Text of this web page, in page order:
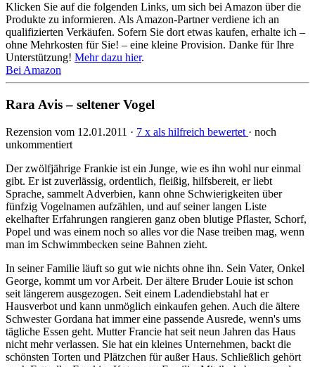
Klicken Sie auf die folgenden Links, um sich bei Amazon über die
Produkte zu informieren. Als Amazon-Partner verdiene ich an
qualifizierten Verkäufen. Sofern Sie dort etwas kaufen, erhalte ich –
ohne Mehrkosten für Sie! – eine kleine Provision. Danke für Ihre
Unterstützung! Mehr dazu hier.
Bei Amazon
Rara Avis – seltener Vogel
Rezension vom 12.01.2011 · 7 x als hilfreich bewertet · noch
unkommentiert
Der zwölfjährige Frankie ist ein Junge, wie es ihn wohl nur einmal
gibt. Er ist zuverlässig, ordentlich, fleißig, hilfsbereit, er liebt
Sprache, sammelt Adverbien, kann ohne Schwierigkeiten über
fünfzig Vogelnamen aufzählen, und auf seiner langen Liste
ekelhafter Erfahrungen rangieren ganz oben blutige Pflaster, Schorf,
Popel und was einem noch so alles vor die Nase treiben mag, wenn
man im Schwimmbecken seine Bahnen zieht.
In seiner Familie läuft so gut wie nichts ohne ihn. Sein Vater, Onkel
George, kommt um vor Arbeit. Der ältere Bruder Louie ist schon
seit längerem ausgezogen. Seit einem Ladendiebstahl hat er
Hausverbot und kann unmöglich einkaufen gehen. Auch die ältere
Schwester Gordana hat immer eine passende Ausrede, wenn's ums
tägliche Essen geht. Mutter Francie hat seit neun Jahren das Haus
nicht mehr verlassen. Sie hat ein kleines Unternehmen, backt die
schönsten Torten und Plätzchen für außer Haus. Schließlich gehört